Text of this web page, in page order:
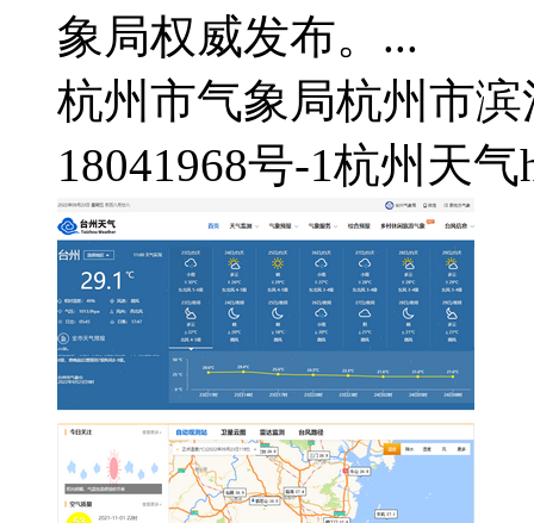
象局权威发布。...
杭州市气象局杭州市
18041968号-1杭州天气